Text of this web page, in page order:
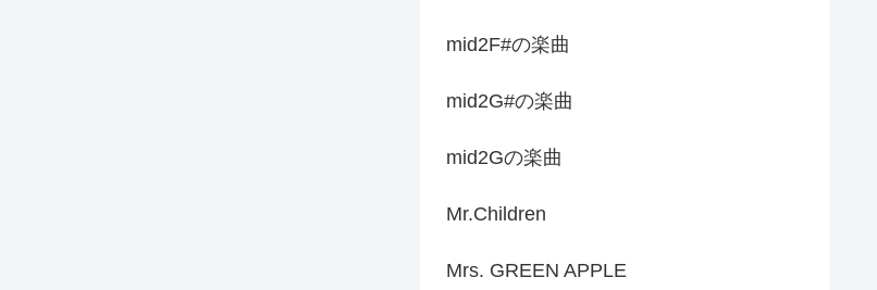
mid2F#の楽曲
mid2G#の楽曲
mid2Gの楽曲
Mr.Children
Mrs. GREEN APPLE